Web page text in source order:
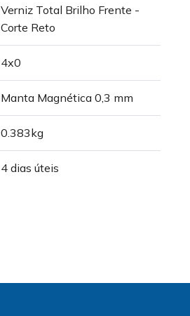
Verniz Total Brilho Frente -
Corte Reto
4x0
Manta Magnética 0,3 mm
0.383kg
4 dias úteis